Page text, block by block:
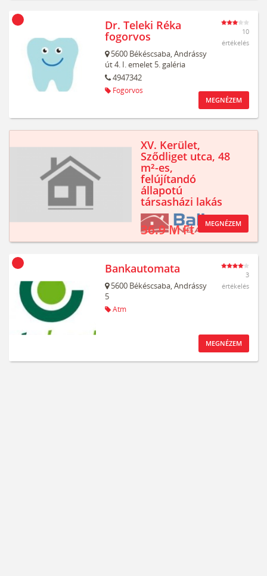
Dr. Teleki Réka
fogorvos
5600 Békéscsaba,Andrássy
út 4. I. emelet 5. galéria
4947342
Fogorvos
10
értékelés
MEGNÉZEM
XV. Kerület,
Sződliget utca, 48
m²-es,
felújítandó
állapotú
társasházi lakás
36.9 M Ft MEGNÉZEM
Bankautomata
5600 Békéscsaba,Andrássy
5
Atm
3
értékelés
MEGNÉZEM